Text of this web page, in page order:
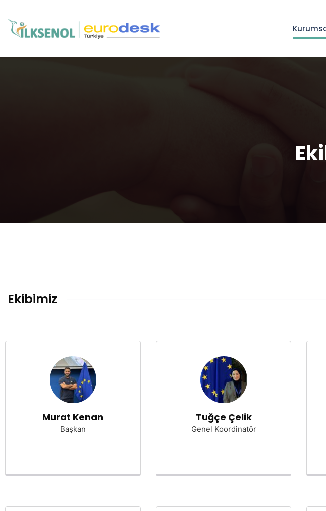
Ekibimiz
Murat Kenan
Başkan
Tuğçe Çelik
Genel Koordinatör